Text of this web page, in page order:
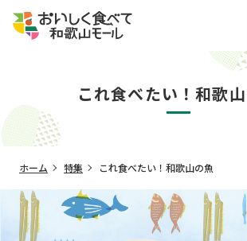
これ食べたい！和歌
ホーム 特集 これ食べたい！和歌山の魚